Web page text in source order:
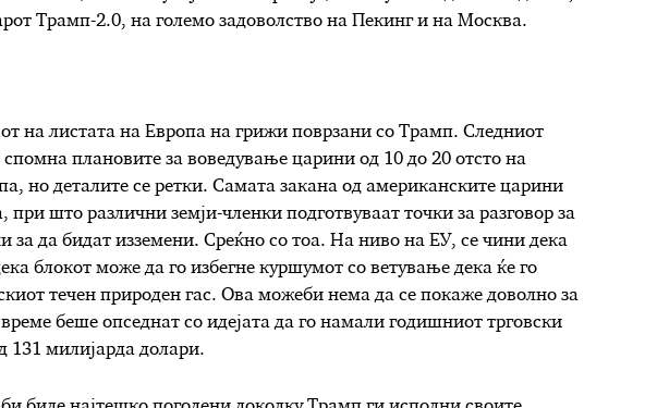
Трамп-2.0, на големо задоволство на Пекинг и на Москва.
на листата на Европа на грижи поврзани со Трамп. Следниот
плановите за воведување царини од 10 до 20 отсто на
но деталите се ретки. Самата закана од американските царини
при што различни земји-членки подготвуваат точки за разговор за
за да бидат изземени. Среќно со тоа. На ниво на ЕУ, се чини дека
блокот може да го избегне куршумот со ветување дека ќе го
течен природен гас. Ова можеби нема да се покаже доволно за
беше опседнат со идејата да го намали годишниот трговски
131 милијарда долари.